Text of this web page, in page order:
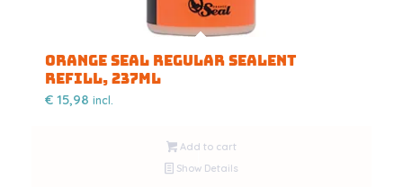
Orange Seal Regular Sealent
Refill, 237ml
€15,98 incl.
Add to cart
Show Details